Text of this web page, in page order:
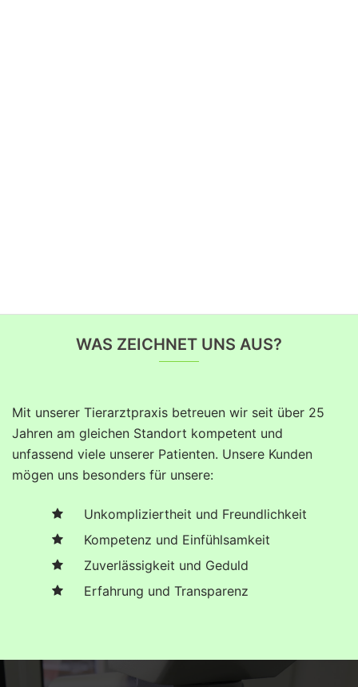
WAS ZEICHNET UNS AUS?
Mit unserer Tierarztpraxis betreuen wir seit über 25
Jahren am gleichen Standort kompetent und
unfassend viele unserer Patienten. Unsere Kunden
mögen uns besonders für unsere:
Unkompliziertheit und Freundlichkeit
Kompetenz und Einfühlsamkeit
Zuverlässigkeit und Geduld
Erfahrung und Transparenz